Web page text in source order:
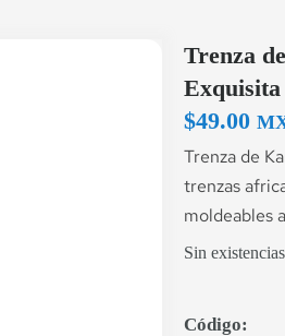
Trenza
Exquisita
$49.00
Trenza de
trenzas
moldeables
Sin existencias
Código: